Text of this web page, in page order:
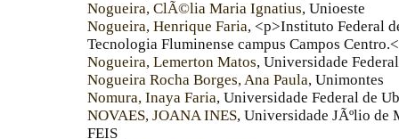
Nogueira, ClÃ©lia Maria Ignatius, Unioeste
Nogueira, Henrique Faria, <p>Instituto Federal
Tecnologia Fluminense campus Campos
Nogueira, Lemerton Matos, Universidade
Nogueira Rocha Borges, Ana Paula, Unimontes
Nomura, Inaya Faria, Universidade Federal de
NOVAES, JOANA INES, Universidade JÃºlio de
FEIS